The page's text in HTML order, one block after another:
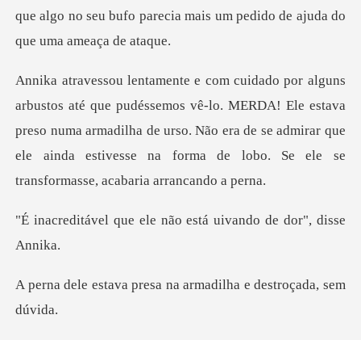
que algo no seu buf
lo. MERDA! Ele estava
preso numa armadilha de urso. Não era de se admirar que
ele ain
ele não está uivando
resa na armadilha e d